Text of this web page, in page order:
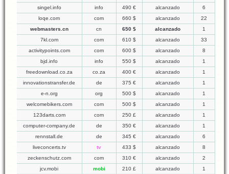
singel.info
info 490 € alcanzado
6
loqe.com
com 660 $ alcanzado
22
webmasters.cn
cn 650 $ alcanzado
1
7kl.com
com 610 $ alcanzado
33
activitypoints.com
com 600 $ alcanzado
8
bjd.info
info 550 $ alcanzado
1
freedownload.co.za
co.za 400 € alcanzado
1
innovationstransfer.de
de 375 € alcanzado
1
e-n.org
org 500 $ alcanzado
1
welcomebikers.com
com 500 $ alcanzado
1
123darts.com
com 250 £ alcanzado
1
computer-company.de
de 350 € alcanzado
1
rennstall.de
de 345 € alcanzado
6
liveconcerts.tv
tv 433 $ alcanzado
8
zeckenschutz.com
com 310 € alcanzado
2
jcv.mobi
mobi 210 £ alcanzado
1